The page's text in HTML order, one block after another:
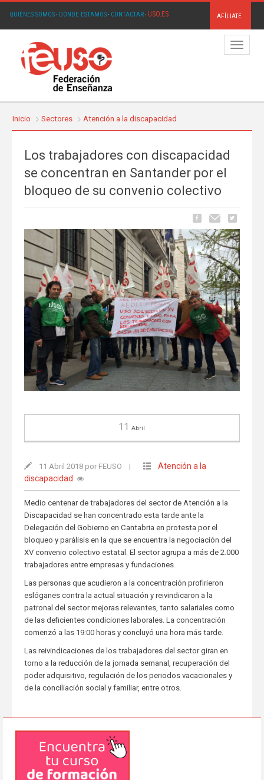
QUIÉNES SOMOS· DÓNDE ESTAMOS· CONTACTAR· USO.ES AFÍLIATE
Menú
Inicio Sectores Atención a la discapacidad
Los trabajadores con discapacidad
se concentran en Santander por el
bloqueo de su convenio colectivo
11Abril
11 Abril 2018 por FEUSO |
Atención a la
discapacidad
Medio centenar de trabajadores del sector de Atención a la
Discapacidad se han concentrado esta tarde ante la
Delegación del Gobierno en Cantabria en protesta por el
bloqueo y parálisis en la que se encuentra la negociación del
XV convenio colectivo estatal. El sector agrupa a más de 2.000
trabajadores entre empresas y fundaciones.
Las personas que acudieron a la concentración profirieron
eslóganes contra la actual situación y reivindicaron a la
patronal del sector mejoras relevantes, tanto salariales como
de las deficientes condiciones laborales. La concentración
comenzó a las 19:00 horas y concluyó una hora más tarde.
Las reivindicaciones de los trabajadores del sector giran en
torno a la reducción de la jornada semanal, recuperación del
poder adquisitivo, regulación de los periodos vacacionales y
de la conciliación social y familiar, entre otros.